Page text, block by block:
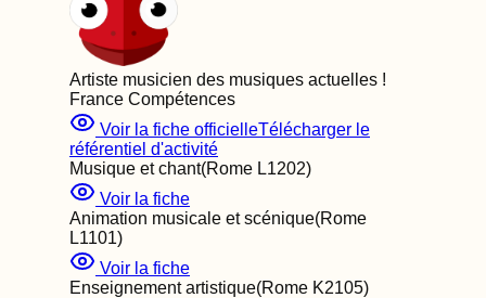
Artiste musicien des musiques actuelles !
France Compétences
Voir la fiche officielleTélécharger le
référentiel d'activité
Musique et chant(Rome L1202)
Voir la fiche
Animation musicale et scénique(Rome
L1101)
Voir la fiche
Enseignement artistique(Rome K2105)